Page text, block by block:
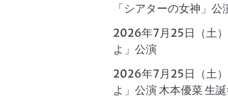
「シアターの女神」
2026年7月25日（土
よ」公演
2026年7月25日（土
よ」公演 木本優菜 生